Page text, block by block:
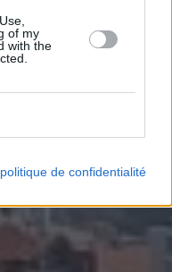
of my
with the
politique de confidentialité